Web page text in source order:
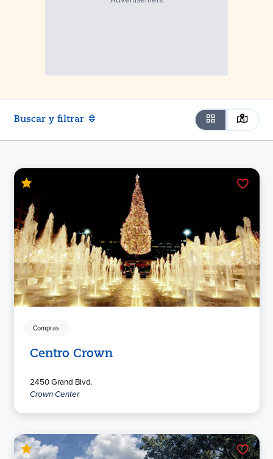
Buscar y filtrar
Compras
Centro Crown
2450 Grand Blvd.
Crown Center